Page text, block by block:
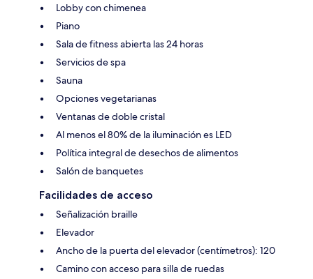
Lobby con chimenea
Piano
Sala de fitness abierta las 24 horas
Servicios de spa
Sauna
Opciones vegetarianas
Ventanas de doble cristal
Al menos el 80% de la iluminación es LED
Política integral de desechos de alimentos
Salón de banquetes
Facilidades de acceso
Señalización braille
Elevador
Ancho de la puerta del elevador (centímetros): 120
Camino con acceso para silla de ruedas